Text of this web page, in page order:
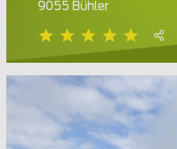
9055 Bühler